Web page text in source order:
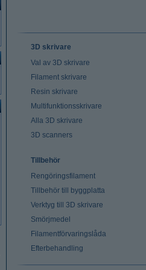
3D skrivare
Val av 3D skrivare
Filament skrivare
Resin skrivare
Multifunktionsskrivare
Alla 3D skrivare
3D scanners
Tillbehör
Rengöringsfilament
Tillbehör till byggplatta
Verktyg till 3D skrivare
Smörjmedel
Filamentförvaringslåda
Efterbehandling